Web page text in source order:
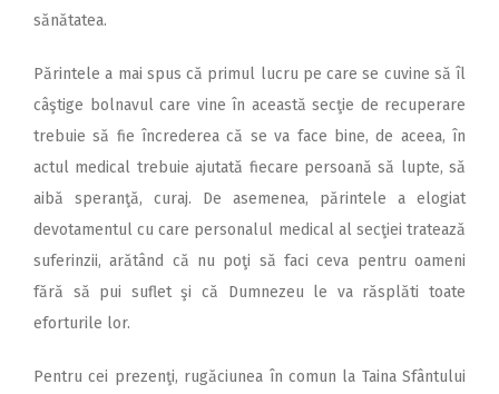
sănătatea.
Părintele a mai spus că primul lucru pe care se cuvine să îl
câştige bolnavul care vine în această secţie de recuperare
trebuie să fie încrederea că se va face bine, de aceea, în
actul medical trebuie ajutată fiecare persoană să lupte, să
aibă speranţă, curaj. De asemenea, părintele a elogiat
devotamentul cu care personalul medical al secţiei tratează
suferinzii, arătând că nu poţi să faci ceva pentru oameni
fără să pui suflet şi că Dumnezeu le va răsplăti toate
eforturile lor.
Pentru cei prezenţi, rugăciunea în comun la Taina Sfântului